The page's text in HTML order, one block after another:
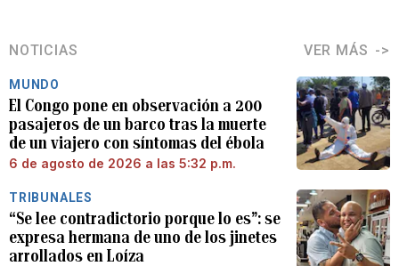
NOTICIAS VER MÁS
MUNDO
El Congo pone en observación a 200
pasajeros de un barco tras la muerte
de un viajero con síntomas del ébola
6 de agosto de 2026 a las 5:32 p.m.
TRIBUNALES
“Se lee contradictorio porque lo es”: se
expresa hermana de uno de los jinetes
arrollados en Loíza